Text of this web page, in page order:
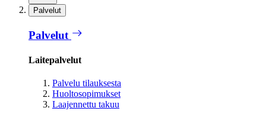
Palvelut
Palvelut
Laitepalvelut
Palvelu tilauksesta
Huoltosopimukset
Laajennettu takuu